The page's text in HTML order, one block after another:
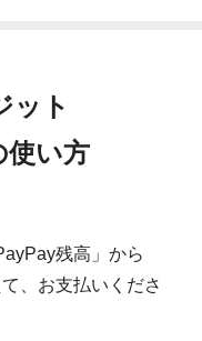
ット
使い方
残高」から
、お支払いくださ